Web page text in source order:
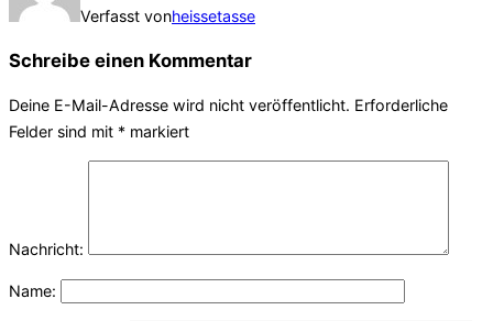
Verfasst vonheissetasse
Schreibe einen Kommentar
Deine E-Mail-Adresse wird nicht veröffentlicht. Erforderliche
Felder sind mit * markiert
Nachricht:
Name: